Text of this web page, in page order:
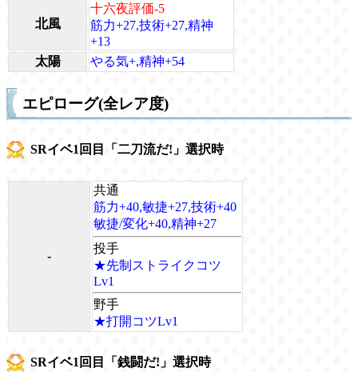
北風
十六夜評価-5
筋力+27,技術+27,精神
+13
太陽
やる気+,精神+54
エピローグ(全レア度)
SRイベ1回目「二刀流だ!」選択時
-
共通
筋力+40,敏捷+27,技術+40
敏捷/変化+40,精神+27
投手
★先制ストライクコツ
Lv1
野手
★打開コツLv1
SRイベ1回目「銭闘だ!」選択時